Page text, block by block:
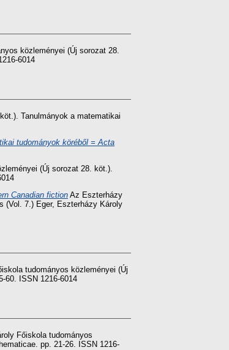
közleményei (Új sorozat 28.
6014
Tanulmányok a matematikai
tudományok köréből = Acta
(Új sorozat 28. köt.).
Canadian fiction Az Eszterházy
(Vol. 7.) Eger, Eszterházy Károly
tudományos közleményei (Új
60. ISSN 1216-6014
Főiskola tudományos
pp. 21-26. ISSN 1216-